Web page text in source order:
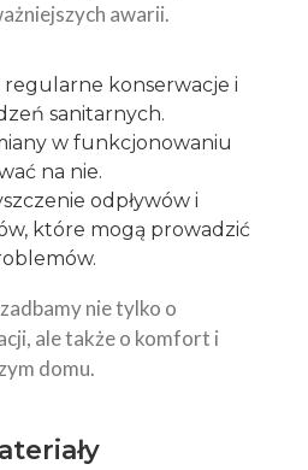
awarii.
konserwacje i
sanitarnych.
w funkcjonowaniu
na nie.
odpływów i
które mogą prowadzić
nie tylko o
ale także o komfort i
domu.